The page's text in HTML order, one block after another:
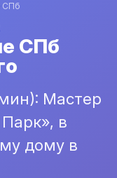
СПб
СПб
Мастер
в
дому в